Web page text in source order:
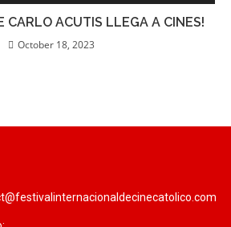
CARLO ACUTIS LLEGA A CINES!
October 18, 2023